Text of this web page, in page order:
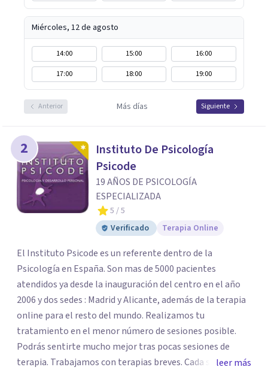
Miércoles, 12 de agosto
14:00 15:00
16:00
17:00
18:00 19:00
Anterior Más días Siguiente
2
Instituto De Psicología
Psicode
19 AÑOS DE PSICOLOGÍA
ESPECIALIZADA
5 / 5
Verificado
Terapia Online
El Instituto Psicode es un referente dentro de la
Psicología en España. Son mas de 5000 pacientes
atendidos ya desde la inauguración del centro en el año
2006 y dos sedes : Madrid y Alicante, además de la terapia
online para el resto del mundo. Realizamos tu
tratamiento en el menor número de sesiones posible.
Podrás sentirte mucho mejor tras pocas sesiones de
terapia. Trabajamos con terapias breves. Cada sesión de
leer más